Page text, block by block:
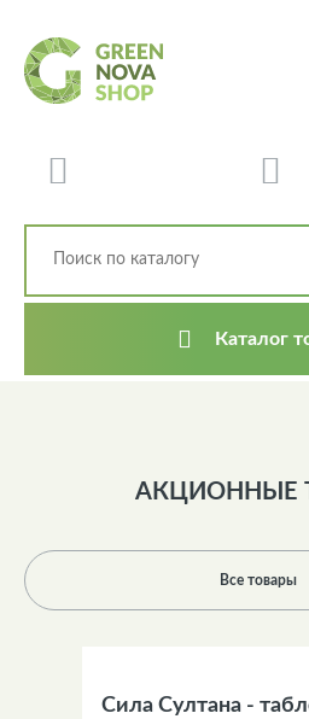
Каталог
АКЦИОННЫЕ
Все товары
Сила Султана -